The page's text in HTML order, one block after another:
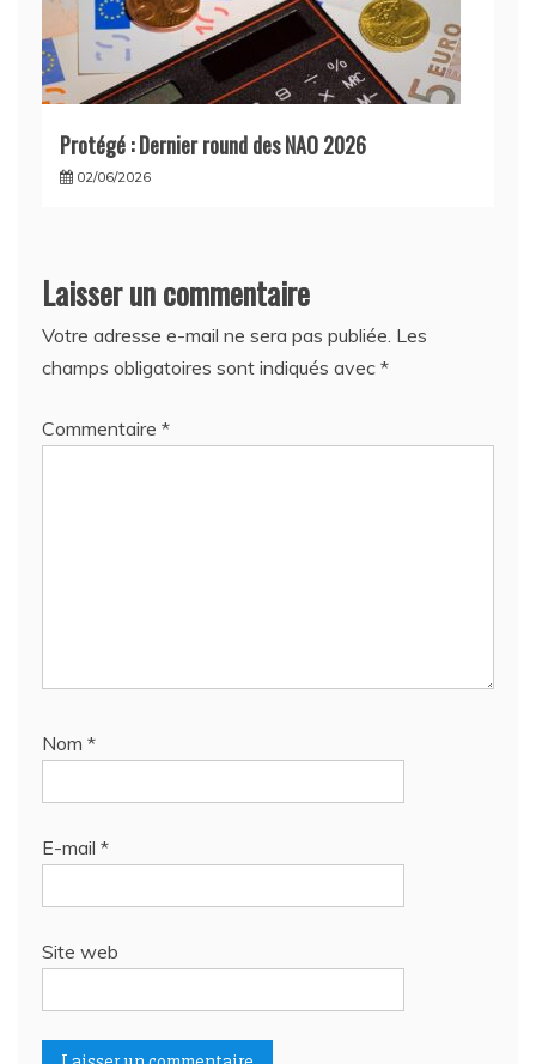
Protégé : Dernier round des NAO 2026
02/06/2026
Laisser un commentaire
Votre adresse e-mail ne sera pas publiée. Les
champs obligatoires sont indiqués avec *
Commentaire *
Nom *
E-mail *
Site web